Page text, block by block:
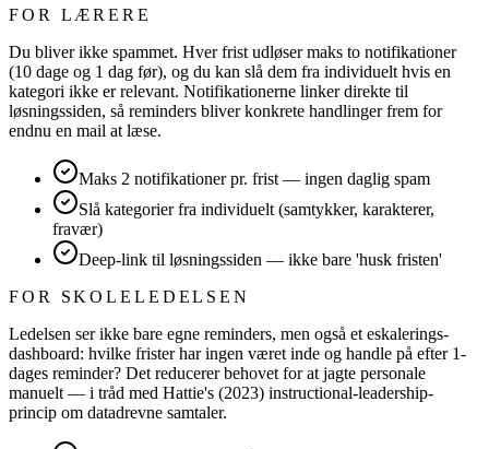
FOR LÆRERE
Du bliver ikke spammet. Hver frist udløser maks to notifikationer
(10 dage og 1 dag før), og du kan slå dem fra individuelt hvis en
kategori ikke er relevant. Notifikationerne linker direkte til
løsningssiden, så reminders bliver konkrete handlinger frem for
endnu en mail at læse.
Maks 2 notifikationer pr. frist — ingen daglig spam
Slå kategorier fra individuelt (samtykker, karakterer,
fravær)
Deep-link til løsningssiden — ikke bare 'husk fristen'
FOR SKOLELEDELSEN
Ledelsen ser ikke bare egne reminders, men også et eskalerings-
dashboard: hvilke frister har ingen været inde og handle på efter 1-
dages reminder? Det reducerer behovet for at jagte personale
manuelt — i tråd med Hattie's (2023) instructional-leadership-
princip om datadrevne samtaler.